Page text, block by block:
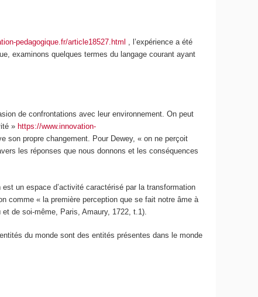
pedagogique.fr/article18527.html
, l’expérience a été
examinons quelques termes du langage courant ayant
de confrontations avec leur environnement. On peut
» https://www.innovation-
son propre changement. Pour Dewey, « on ne perçoit
les réponses que nous donnons et les conséquences
est un espace d’activité caractérisé par la transformation
comme « la première perception que se fait notre âme à
de soi-même, Paris, Amaury, 1722, t.1).
du monde sont des entités présentes dans le monde